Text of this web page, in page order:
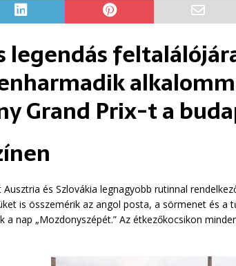
legendás
Grand Prix-t a
és Szlovákia legnagyobb rutinnal
is összemérik az angol posta, a sörmenet és a
nap „Mozdonyszépét.” Az étkezőkocsikon